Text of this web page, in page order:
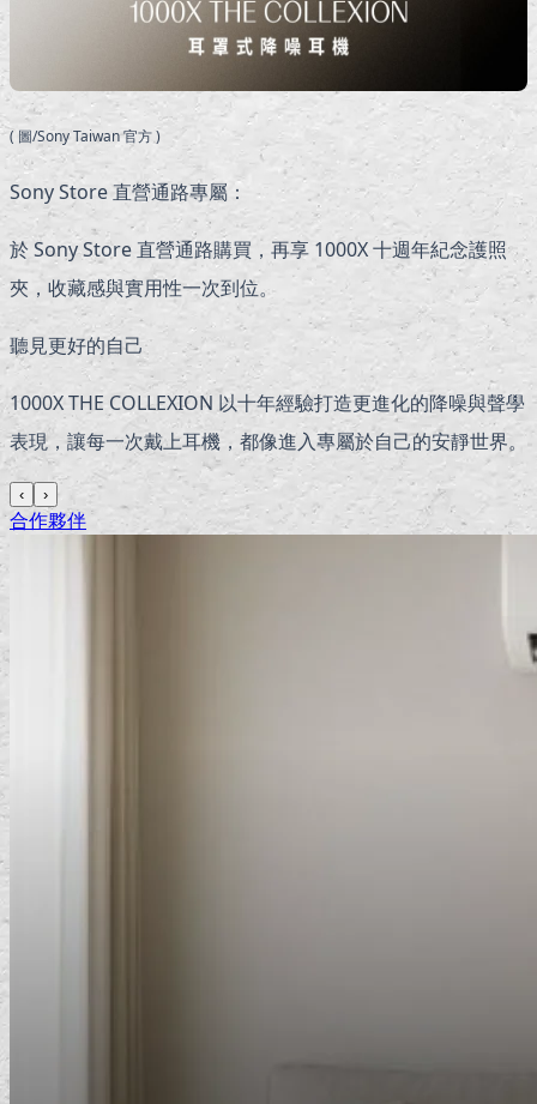
( 圖/Sony Taiwan 官方 )
Sony Store 直營通路專屬：
於 Sony Store 直營通路購買，再享 1000X 十週年紀念護照
夾，收藏感與實用性一次到位。
聽見更好的自己
1000X THE COLLEXION 以十年經驗打造更進化的降噪與聲學
表現，讓每一次戴上耳機，都像進入專屬於自己的安靜世界。
‹ ›
合作夥伴